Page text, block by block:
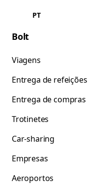
PT
Bolt
Viagens
Entrega de refeições
Entrega de compras
Trotinetes
Car-sharing
Empresas
Aeroportos